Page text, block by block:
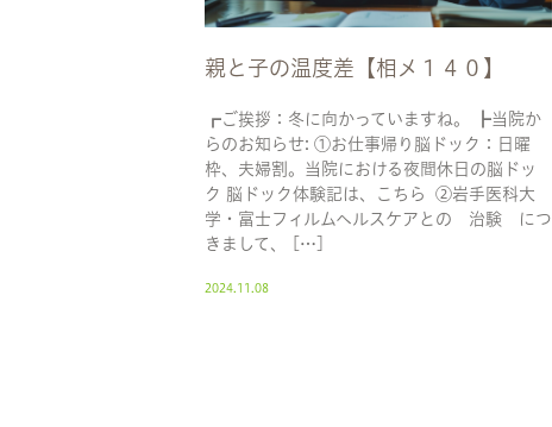
親と子の温度差【相メ１４０】
┏ご挨拶：冬に向かっていますね。 ┣当院か
らのお知らせ: ①お仕事帰り脳ドック：日曜
枠、夫婦割。当院における夜間休日の脳ドッ
ク 脳ドック体験記は、こちら ②岩手医科大
学・富士フィルムヘルスケアとの 治験 につ
きまして、 […]
2024.11.08